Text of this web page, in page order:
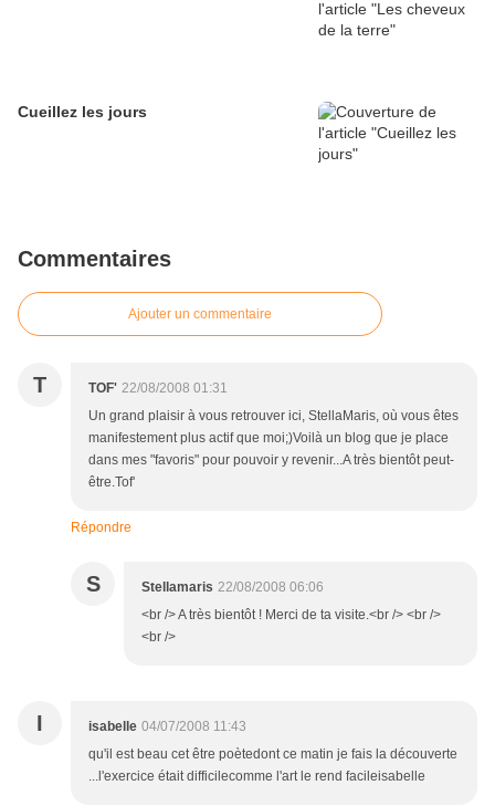
Cueillez les jours
Commentaires
Ajouter un commentaire
T TOF' 22/08/2008 01:31
Un grand plaisir à vous retrouver ici, StellaMaris, où vous êtes
manifestement plus actif que moi;)Voilà un blog que je place
dans mes "favoris" pour pouvoir y revenir...A très bientôt peut-
être.Tof'
Répondre
S Stellamaris 22/08/2008 06:06
<br /> A très bientôt ! Merci de ta visite.<br /> <br />
<br />
I isabelle 04/07/2008 11:43
qu'il est beau cet être poètedont ce matin je fais la découverte
...l'exercice était difficilecomme l'art le rend facileisabelle